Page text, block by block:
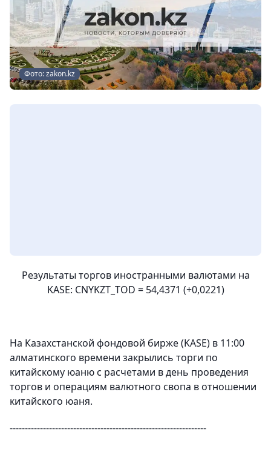
Фото: zakon.kz
Результаты торгов иностранными валютами на
KASE: CNYKZT_TOD = 54,4371 (+0,0221)
На Казахстанской фондовой бирже (KASE) в 11:00
алматинского времени закрылись торги по
китайскому юаню с расчетами в день проведения
торгов и операциям валютного свопа в отношении
китайского юаня.
-----------------------------------------------------------------